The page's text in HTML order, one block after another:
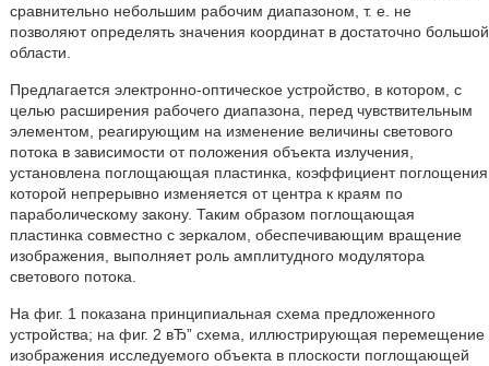
сравнительно небольшим рабочим диапазоном, т. е. не
позволяют определять значения координат в достаточно большой
области.
Предлагается электронно-оптическое устройство, в котором, с
целью расширения рабочего диапазона, перед чувствительным
элементом, реагирующим на изменение величины светового
потока в зависимости от положения объекта излучения,
установлена поглощающая пластинка, коэффициент поглощения
которой непрерывно изменяется от центра к краям по
параболическому закону. Таким образом поглощающая
пластинка совместно с зеркалом, обеспечивающим вращение
изображения, выполняет роль амплитудного модулятора
светового потока.
На фиг. 1 показана принципиальная схема предложенного
устройства; на фиг. 2 вЂ” схема, иллюстрирующая перемещение
изображения исследуемого объекта в плоскости поглощающей